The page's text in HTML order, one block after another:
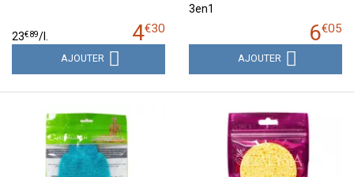
4€30
23€89/l.
AJOUTER
3en1
6€05
AJOUTER